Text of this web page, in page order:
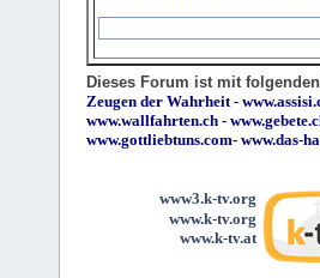
Dieses Forum ist mit
Zeugen der Wahrheit-
www.wallfahrten.ch -
www.gottliebtuns.com- www.das-
www3.k-tv.org
www.k-tv.org
www.k-tv.at